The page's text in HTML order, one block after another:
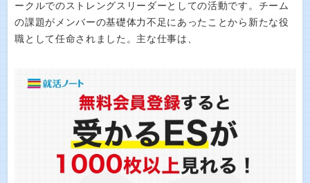
ークルでのストレングスリーダーとしての活動です。チーム
の課題がメンバーの基礎体力不足にあったことから新たな役
職として任命されました。主な仕事は、